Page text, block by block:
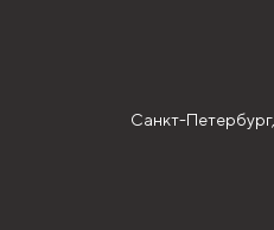
Санкт-Петербург,